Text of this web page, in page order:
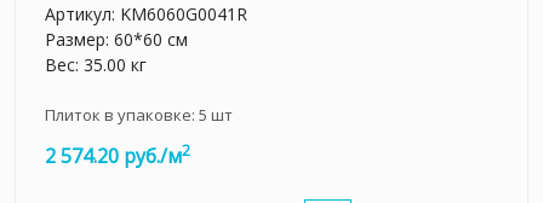
Артикул: KM6060G0041R
Размер: 60*60 см
Вес: 35.00 кг
Плиток в упаковке: 5 шт
2 574.20 руб./м2